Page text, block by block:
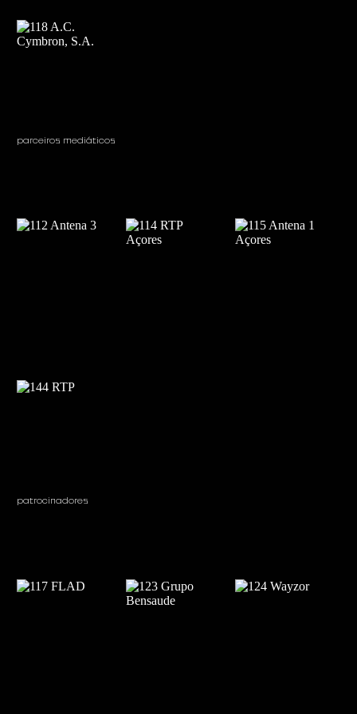
parceiros mediáticos
patrocinadores